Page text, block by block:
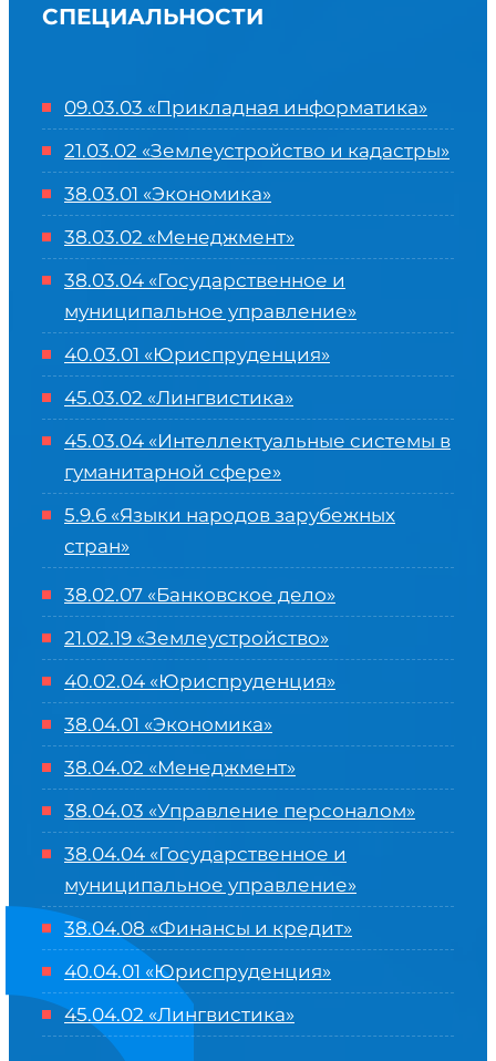
СПЕЦИАЛЬНОСТИ
09.03.03 «Прикладная информатика»
21.03.02 «Землеустройство и кадастры»
38.03.01 «Экономика»
38.03.02 «Менеджмент»
38.03.04 «Государственное и
муниципальное управление»
40.03.01 «Юриспруденция»
45.03.02 «Лингвистика»
45.03.04 «Интеллектуальные системы в
гуманитарной сфере»
5.9.6 «Языки народов зарубежных
стран»
38.02.07 «Банковское дело»
21.02.19 «Землеустройство»
40.02.04 «Юриспруденция»
38.04.01 «Экономика»
38.04.02 «Менеджмент»
38.04.03 «Управление персоналом»
38.04.04 «Государственное и
муниципальное управление»
38.04.08 «Финансы и кредит»
40.04.01 «Юриспруденция»
45.04.02 «Лингвистика»